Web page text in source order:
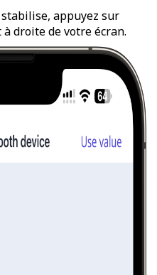
appuyez sur
droite de votre écran.